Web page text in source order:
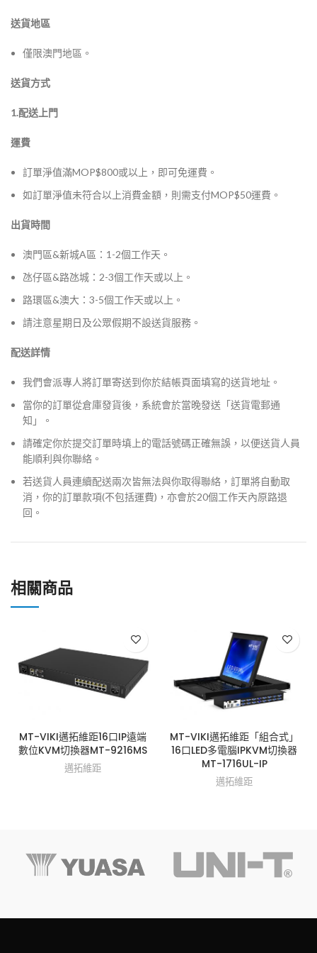
送貨地區
僅限澳門地區。
送貨方式
1.配送上門
運費
訂單淨值滿MOP$800或以上，即可免運費。
如訂單淨值未符合以上消費金額，則需支付MOP$50運費。
出貨時間
澳門區&新城A區：1-2個工作天。
氹仔區&路氹城：2-3個工作天或以上。
路環區&澳大：3-5個工作天或以上。
請注意星期日及公眾假期不設送貨服務。
配送詳情
我們會派專人將訂單寄送到你於結帳頁面填寫的送貨地址。
當你的訂單從倉庫發貨後，系統會於當晚發送「送貨電郵通
知」。
請確定你於提交訂單時填上的電話號碼正確無誤，以便送貨人員
能順利與你聯絡。
若送貨人員連續配送兩次皆無法與你取得聯絡，訂單將自動取
消，你的訂單款項(不包括運費)，亦會於20個工作天內原路退
回。
相關商品
MT-VIKI邁拓維距16口IP遠端
數位KVM切換器MT-9216MS
邁拓維距
MT-VIKI邁拓維距「組合式」
16口LED多電腦IPKVM切換器
MT-1716UL-IP
邁拓維距